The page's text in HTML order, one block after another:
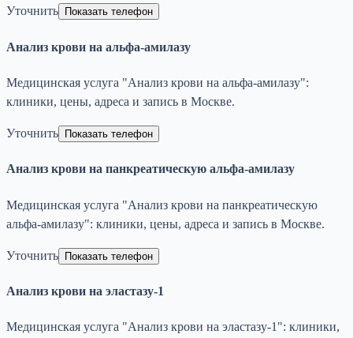
Уточнить Показать телефон
Анализ крови на альфа-амилазу
Медицинская услуга "Анализ крови на альфа-амилазу":
клиники, цены, адреса и запись в Москве.
Уточнить Показать телефон
Анализ крови на панкреатическую альфа-амилазу
Медицинская услуга "Анализ крови на панкреатическую
альфа-амилазу": клиники, цены, адреса и запись в Москве.
Уточнить Показать телефон
Анализ крови на эластазу-1
Медицинская услуга "Анализ крови на эластазу-1": клиники,